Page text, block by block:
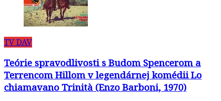
TV DAV
Teórie spravodlivosti s Budom Spencerom a
Terrencom Hillom v legendárnej komédii Lo
chiamavano Trinità (Enzo Barboni, 1970)